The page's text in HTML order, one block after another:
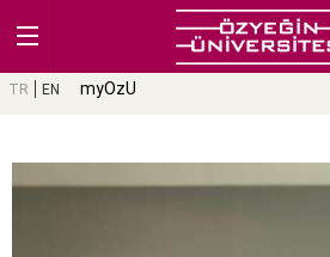
TR EN myOzU